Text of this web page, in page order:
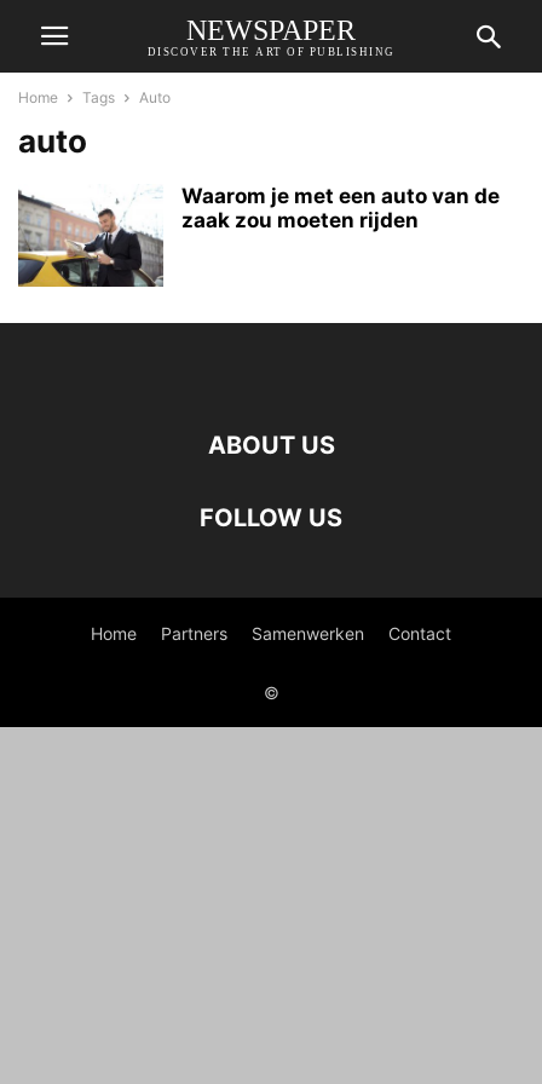
NEWSPAPER
DISCOVER THE ART OF PUBLISHING
Home Tags Auto
auto
Waarom je met een auto van de
zaak zou moeten rijden
ABOUT US
FOLLOW US
Home Partners Samenwerken Contact
©